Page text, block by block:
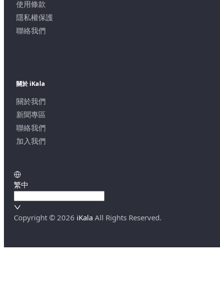
使用條款
隱私權保護
聯絡我們
關於 iKala
關於我們
新聞專區
聯絡我們
加入我們
繁中
Copyright © 2026 iKala All Rights Reserved.